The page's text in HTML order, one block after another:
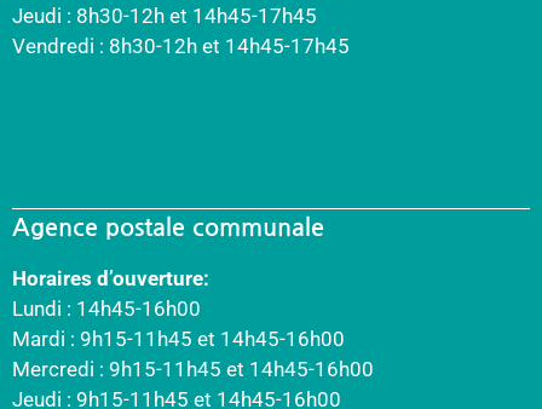
Jeudi : 8h30-12h et 14h45-17h45
Vendredi : 8h30-12h et 14h45-17h45
Agence postale communale
Horaires d’ouverture:
Lundi : 14h45-16h00
Mardi : 9h15-11h45 et 14h45-16h00
Mercredi : 9h15-11h45 et 14h45-16h00
Jeudi : 9h15-11h45 et 14h45-16h00